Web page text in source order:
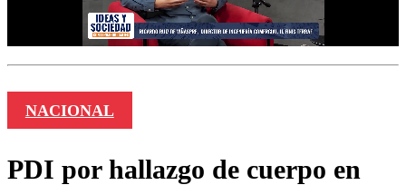
NACIONAL
PDI por hallazgo de cuerpo en